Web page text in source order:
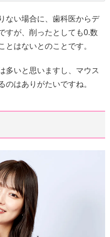
ない場合に、歯科医からデ
すが、削ったとしても0.数
とはないとのことです。
多いと思いますし、マウス
のはありがたいですね。